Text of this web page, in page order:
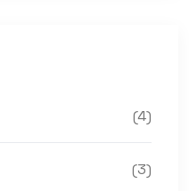
(4)
(3)